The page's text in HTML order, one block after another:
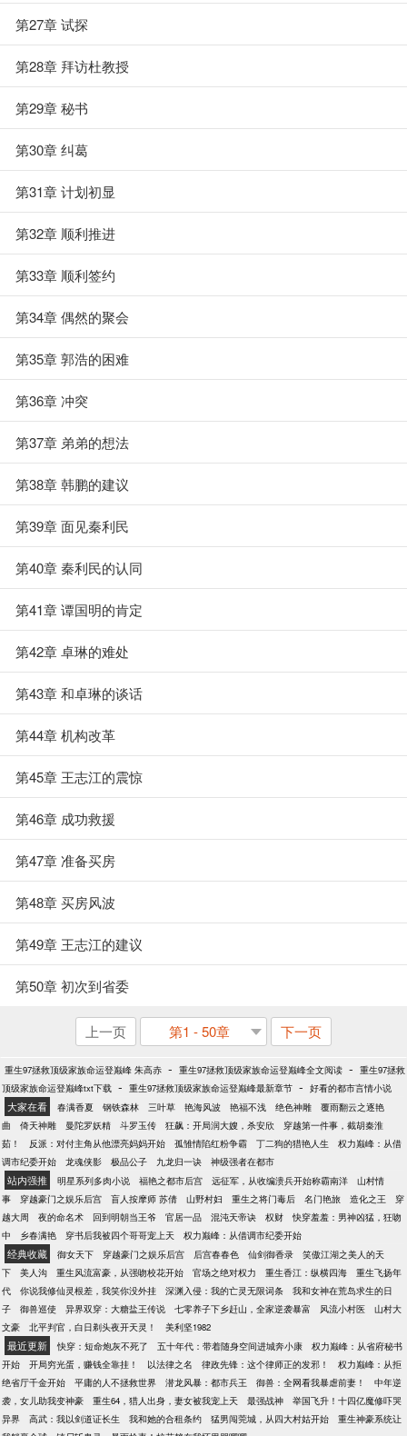
第27章 试探
第28章 拜访杜教授
第29章 秘书
第30章 纠葛
第31章 计划初显
第32章 顺利推进
第33章 顺利签约
第34章 偶然的聚会
第35章 郭浩的困难
第36章 冲突
第37章 弟弟的想法
第38章 韩鹏的建议
第39章 面见秦利民
第40章 秦利民的认同
第41章 谭国明的肯定
第42章 卓琳的难处
第43章 和卓琳的谈话
第44章 机构改革
第45章 王志江的震惊
第46章 成功救援
第47章 准备买房
第48章 买房风波
第49章 王志江的建议
第50章 初次到省委
上一页 第1 - 50章 下一页
重生97拯救顶级家族命运登巅峰 朱高赤 - 重生97拯救顶级家族命运登巅峰全文阅读 - 重生97拯救
顶级家族命运登巅峰txt下载 - 重生97拯救顶级家族命运登巅峰最新章节 - 好看的都市言情小说
大家在看 春满香夏 钢铁森林 三叶草 艳海风波 艳福不浅 绝色神雕
覆雨翻云之逐艳
曲
倚天神雕 曼陀罗妖精 斗罗玉传 狂飙：开局润大嫂，杀安欣
穿越第一件事，截胡秦淮
茹！
反派：对付主角从他漂亮妈妈开始 孤雏情陷红粉争霸 丁二狗的猎艳人生
权力巅峰：从借
调市纪委开始
龙魂侠影 极品公子 九龙归一诀 神级强者在都市
站内强推 明星系列多肉小说 福艳之都市后宫 远征军，从收编溃兵开始称霸南洋
山村情
事
穿越豪门之娱乐后宫 盲人按摩师 苏倩 山野村妇 重生之将门毒后 名门艳旅 造化之王
穿
越大周
夜的命名术 回到明朝当王爷 官居一品 混沌天帝诀 权财
快穿羞羞：男神凶猛，狂吻
中
乡春满艳 穿书后我被四个哥哥宠上天 权力巅峰：从借调市纪委开始
经典收藏 御女天下 穿越豪门之娱乐后宫 后宫春春色 仙剑御香录
笑傲江湖之美人的天
下
美人沟 重生风流富豪，从强吻校花开始 官场之绝对权力 重生香江：纵横四海
重生飞扬年
代
你说我修仙灵根差，我笑你没外挂 深渊入侵：我的亡灵无限词条
我和女神在荒岛求生的日
子
御兽巡使 异界双穿：大糖盐王传说 七零养子下乡赶山，全家逆袭暴富 风流小村医
山村大
文豪
北平判官，白日剃头夜开天灵！ 美利坚1982
最近更新 快穿：短命炮灰不死了 五十年代：带着随身空间进城奔小康
权力巅峰：从省府秘书
开始
开局穷光蛋，赚钱全靠挂！ 以法律之名 律政先锋：这个律师正的发邪！
权力巅峰：从拒
绝省厅千金开始
平庸的人不拯救世界 潜龙风暴：都市兵王 御兽：全网看我暴虐前妻！
中年逆
袭，女儿助我变神豪
重生64，猎人出身，妻女被我宠上天 最强战神
举国飞升！十四亿魔修吓哭
异界
高武：我以剑道证长生 我和她的合租条约 猛男闯莞城，从四大村姑开始
重生神豪系统让